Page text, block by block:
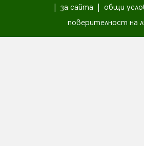
за сайта
общи
поверителност на